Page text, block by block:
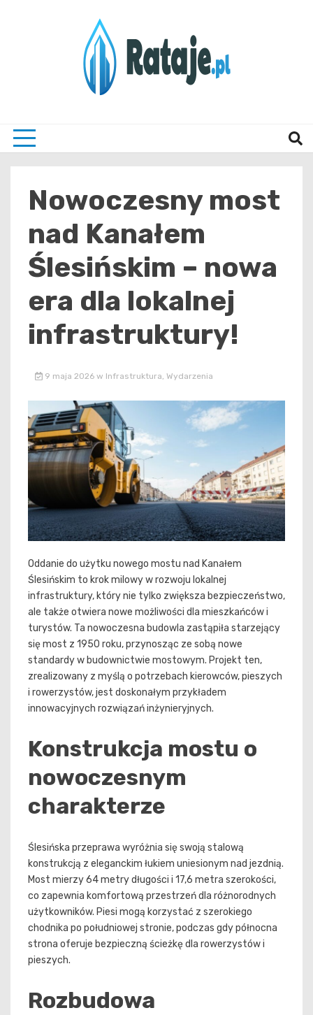
Nowoczesny most
nad Kanałem
Ślesińskim – nowa
era dla lokalnej
infrastruktury!
9 maja 2026 w Infrastruktura, Wydarzenia
Oddanie do użytku nowego mostu nad Kanałem
Ślesińskim to krok milowy w rozwoju lokalnej
infrastruktury, który nie tylko zwiększa bezpieczeństwo,
ale także otwiera nowe możliwości dla mieszkańców i
turystów. Ta nowoczesna budowla zastąpiła starzejący
się most z 1950 roku, przynosząc ze sobą nowe
standardy w budownictwie mostowym. Projekt ten,
zrealizowany z myślą o potrzebach kierowców, pieszych
i rowerzystów, jest doskonałym przykładem
innowacyjnych rozwiązań inżynieryjnych.
Konstrukcja mostu o
nowoczesnym
charakterze
Ślesińska przeprawa wyróżnia się swoją stalową
konstrukcją z eleganckim łukiem uniesionym nad jezdnią.
Most mierzy 64 metry długości i 17,6 metra szerokości,
co zapewnia komfortową przestrzeń dla różnorodnych
użytkowników. Piesi mogą korzystać z szerokiego
chodnika po południowej stronie, podczas gdy północna
strona oferuje bezpieczną ścieżkę dla rowerzystów i
pieszych.
Rozbudowa